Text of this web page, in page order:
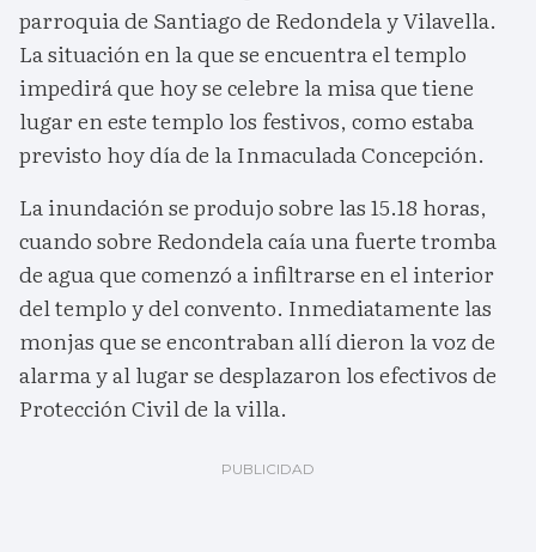
parroquia de Santiago de Redondela y Vilavella.
La situación en la que se encuentra el templo
impedirá que hoy se celebre la misa que tiene
lugar en este templo los festivos, como estaba
previsto hoy día de la Inmaculada Concepción.
La inundación se produjo sobre las 15.18 horas,
cuando sobre Redondela caía una fuerte tromba
de agua que comenzó a infiltrarse en el interior
del templo y del convento. Inmediatamente las
monjas que se encontraban allí dieron la voz de
alarma y al lugar se desplazaron los efectivos de
Protección Civil de la villa.